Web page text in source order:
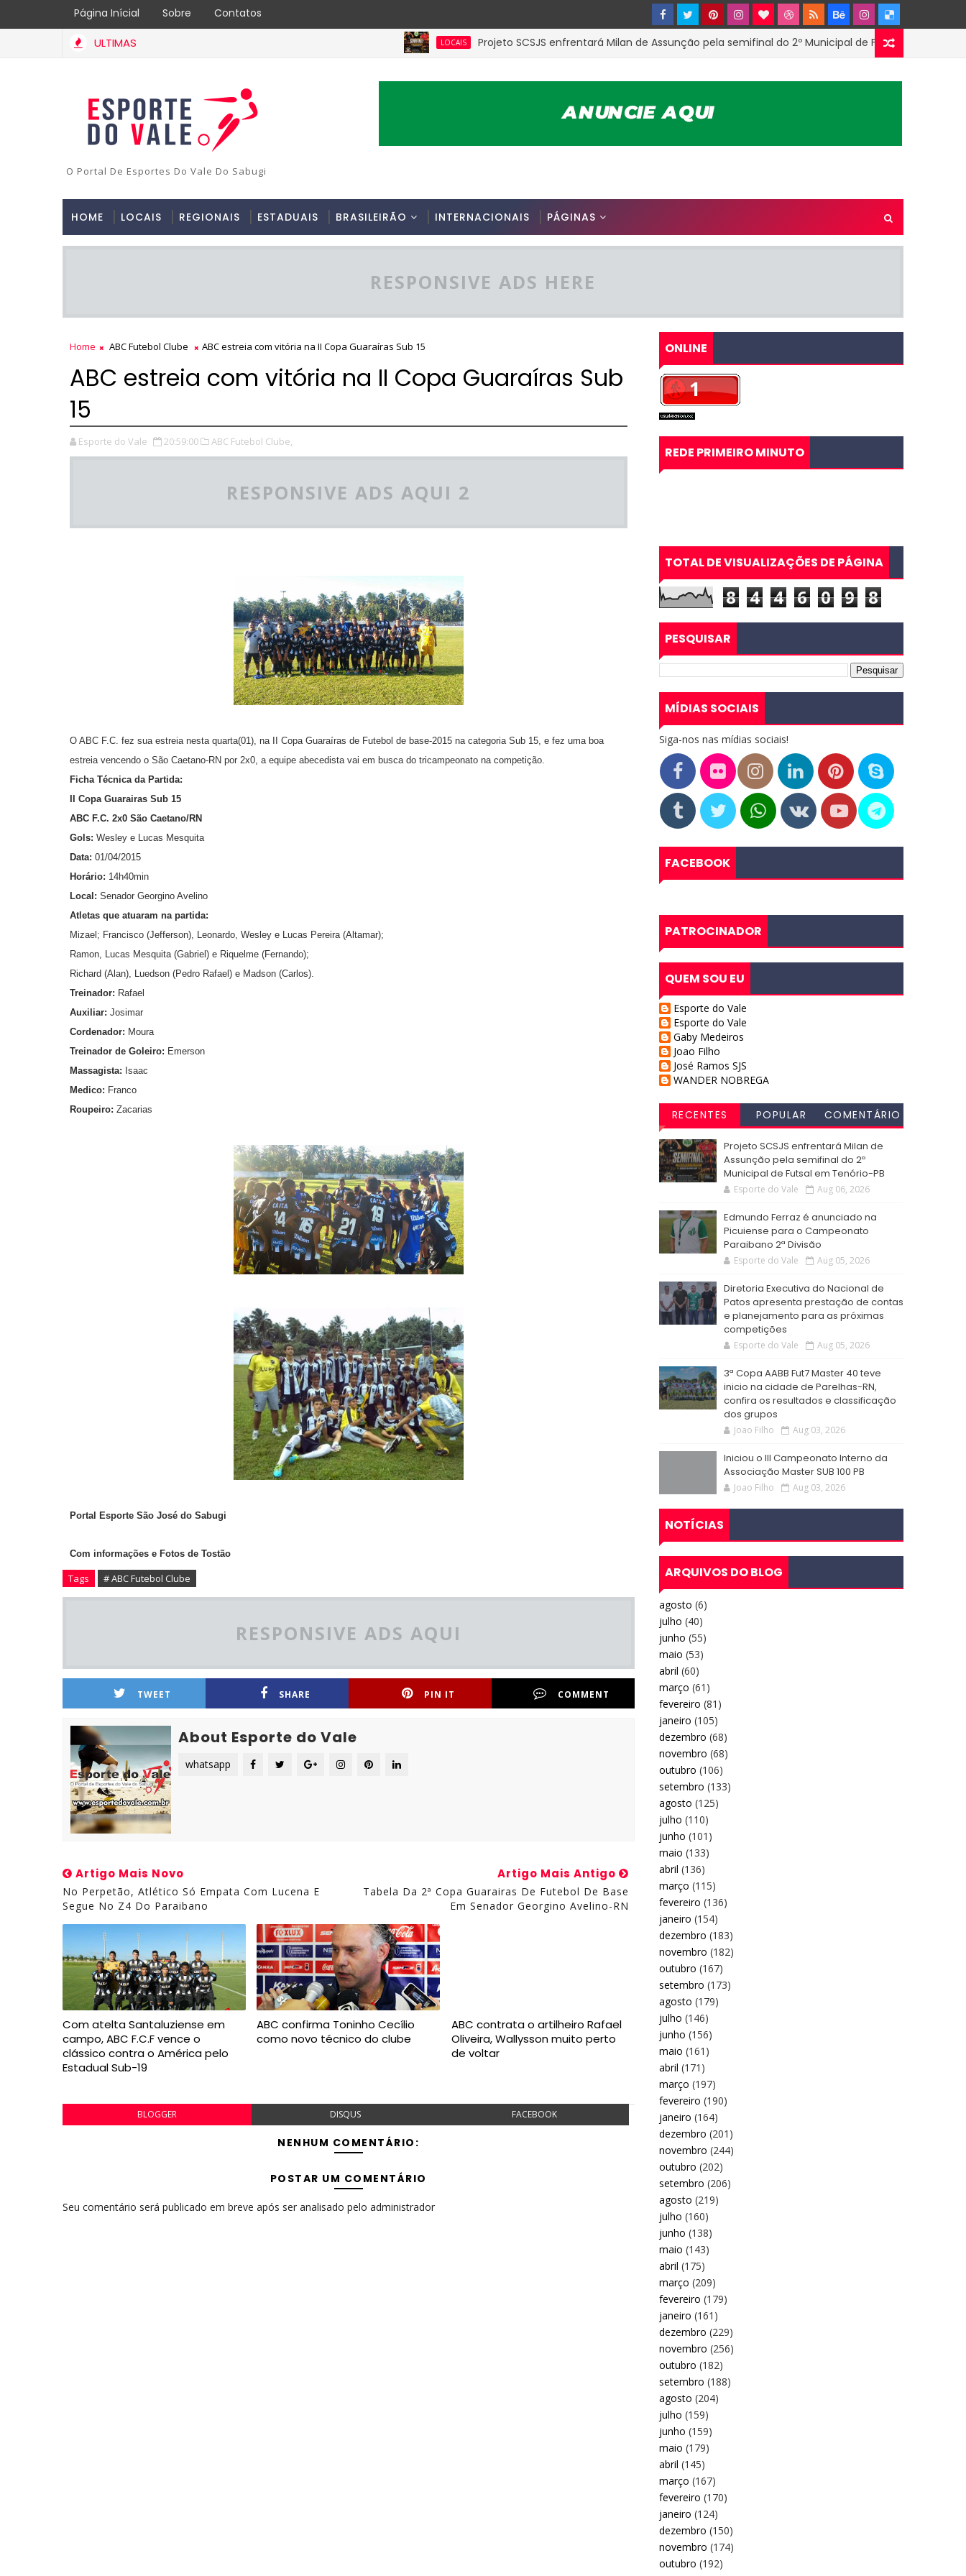
Página Inícial Sobre Contatos
ULTIMAS LOCAIS Projeto SCSJS enfrentará Milan de Assunção pela semifinal do 2º Municipal de Futsal em Tenório-PB
O Portal De Esportes Do Vale Do Sabugi
HOME LOCAIS REGIONAIS ESTADUAIS BRASILEIRÃO INTERNACIONAIS PÁGINAS
RESPONSIVE ADS HERE
Home ABC Futebol Clube ABC estreia com vitória na II Copa Guaraíras Sub 15
ABC estreia com vitória na II Copa Guaraíras Sub
15
Esporte do Vale 20:59:00 ABC Futebol Clube,
RESPONSIVE ADS AQUI 2
O ABC F.C. fez sua estreia nesta quarta(01), na II Copa Guaraíras de Futebol de base-2015 na categoria Sub 15, e fez uma boa
estreia vencendo o São Caetano-RN por 2x0, a equipe abecedista vai em busca do tricampeonato na competição.
Ficha Técnica da Partida:
II Copa Guarairas Sub 15
ABC F.C. 2x0 São Caetano/RN
Gols: Wesley e Lucas Mesquita
Data: 01/04/2015
Horário: 14h40min
Local: Senador Georgino Avelino
Atletas que atuaram na partida:
Mizael; Francisco (Jefferson), Leonardo, Wesley e Lucas Pereira (Altamar);
Ramon, Lucas Mesquita (Gabriel) e Riquelme (Fernando);
Richard (Alan), Luedson (Pedro Rafael) e Madson (Carlos).
Treinador: Rafael
Auxiliar: Josimar
Cordenador: Moura
Treinador de Goleiro: Emerson
Massagista: Isaac
Medico: Franco
Roupeiro: Zacarias
Portal Esporte São José do Sabugi
Com informações e Fotos de Tostão
Tags # ABC Futebol Clube
RESPONSIVE ADS AQUI
TWEET SHARE PIN IT COMMENT
About Esporte do Vale
whatsapp
Artigo Mais Novo
No Perpetão, Atlético Só Empata Com Lucena E
Segue No Z4 Do Paraibano
Artigo Mais Antigo
Tabela Da 2ª Copa Guarairas De Futebol De Base
Em Senador Georgino Avelino-RN
Com atelta Santaluziense em
campo, ABC F.C.F vence o
clássico contra o América pelo
Estadual Sub-19
ABC confirma Toninho Cecílio
como novo técnico do clube
ABC contrata o artilheiro Rafael
Oliveira, Wallysson muito perto
de voltar
BLOGGER DISQUS FACEBOOK
NENHUM COMENTÁRIO:
POSTAR UM COMENTÁRIO
Seu comentário será publicado em breve após ser analisado pelo administrador
ONLINE
REDE PRIMEIRO MINUTO
TOTAL DE VISUALIZAÇÕES DE PÁGINA
8 4 4 6 0 9 8
PESQUISAR
MÍDIAS SOCIAIS
Siga-nos nas mídias sociais!
FACEBOOK
PATROCINADOR
QUEM SOU EU
Esporte do Vale
Esporte do Vale
Gaby Medeiros
Joao Filho
José Ramos SJS
WANDER NOBREGA
RECENTES POPULAR
COMENTÁRIO
Projeto SCSJS enfrentará Milan de
Assunção pela semifinal do 2º
Municipal de Futsal em Tenório-PB
Esporte do Vale Aug 06, 2026
Edmundo Ferraz é anunciado na
Picuiense para o Campeonato
Paraibano 2ª Divisão
Esporte do Vale Aug 05, 2026
Diretoria Executiva do Nacional de
Patos apresenta prestação de contas
e planejamento para as próximas
competições
Esporte do Vale Aug 05, 2026
3ª Copa AABB Fut7 Master 40 teve
inicio na cidade de Parelhas-RN,
confira os resultados e classificação
dos grupos
Joao Filho Aug 03, 2026
Iniciou o III Campeonato Interno da
Associação Master SUB 100 PB
Joao Filho Aug 03, 2026
NOTÍCIAS
ARQUIVOS DO BLOG
agosto (6)
julho (40)
junho (55)
maio (53)
abril (60)
março (61)
fevereiro (81)
janeiro (105)
dezembro (68)
novembro (68)
outubro (106)
setembro (133)
agosto (125)
julho (110)
junho (101)
maio (133)
abril (136)
março (115)
fevereiro (136)
janeiro (154)
dezembro (183)
novembro (182)
outubro (167)
setembro (173)
agosto (179)
julho (146)
junho (156)
maio (161)
abril (171)
março (197)
fevereiro (190)
janeiro (164)
dezembro (201)
novembro (244)
outubro (202)
setembro (206)
agosto (219)
julho (160)
junho (138)
maio (143)
abril (175)
março (209)
fevereiro (179)
janeiro (161)
dezembro (229)
novembro (256)
outubro (182)
setembro (188)
agosto (204)
julho (159)
junho (159)
maio (179)
abril (145)
março (167)
fevereiro (170)
janeiro (124)
dezembro (150)
novembro (174)
outubro (192)